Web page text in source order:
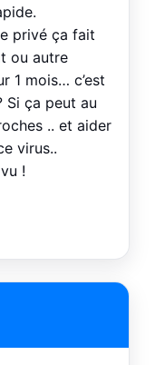
privé ça fait
ou autre
1 mois… c’est
Si ça peut au
.. et aider
virus..
!